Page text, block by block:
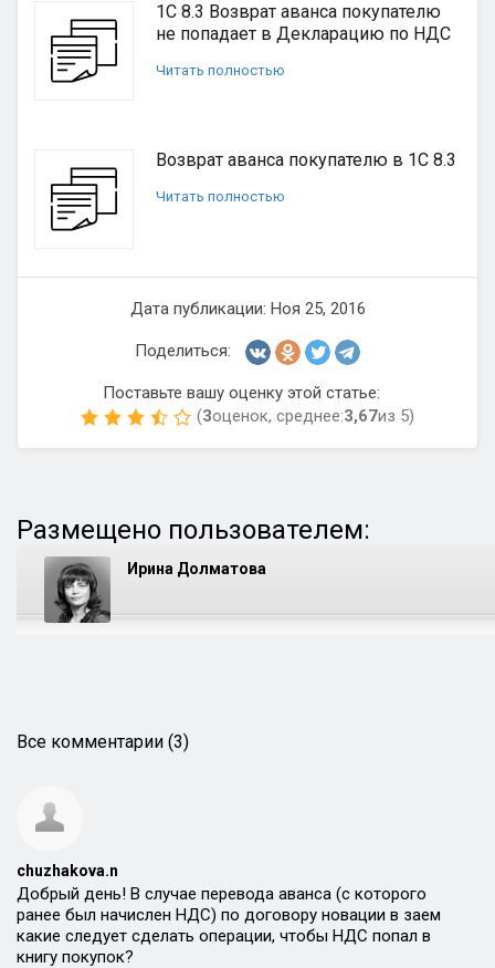
1С 8.3 Возврат аванса покупателю
не попадает в Декларацию по НДС
Читать полностью
Возврат аванса покупателю в 1С 8.3
Читать полностью
Дата публикации: Ноя 25, 2016
Поделиться:
Поставьте вашу оценку этой статье:
(3оценок, среднее:3,67из 5)
Размещено пользователем:
Ирина Долматова
Все комментарии (3)
chuzhakova.n
Добрый день! В случае перевода аванса (с которого
ранее был начислен НДС) по договору новации в заем
какие следует сделать операции, чтобы НДС попал в
книгу покупок?